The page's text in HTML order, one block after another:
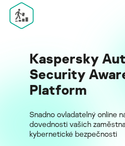
Kaspersky
Security
Platform
Snadno ovladatelný online
dovednosti vašich
kybernetické bezpečnosti